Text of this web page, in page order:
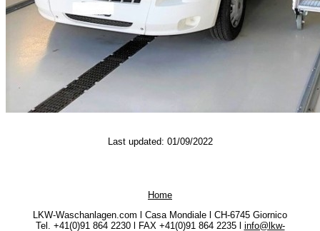
Last updated: 01/09/2022
Home
LKW-Waschanlagen.com l Casa Mondiale l CH-6745 Giornico
Tel. +41(0)91 864 2230 l FAX +41(0)91 864 2235 l info@lkw-